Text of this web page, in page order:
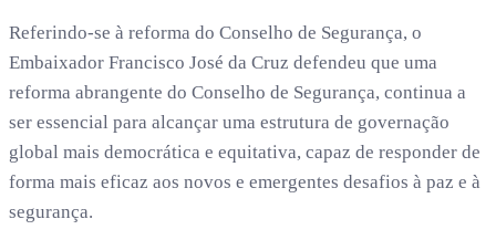
Referindo-se à reforma do Conselho de Segurança, o
Embaixador Francisco José da Cruz defendeu que uma
reforma abrangente do Conselho de Segurança, continua a
ser essencial para alcançar uma estrutura de governação
global mais democrática e equitativa, capaz de responder de
forma mais eficaz aos novos e emergentes desafios à paz e à
segurança.